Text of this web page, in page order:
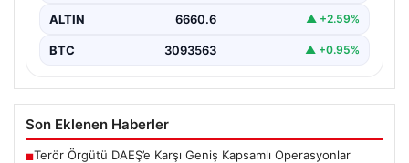
ALTIN 6660.6 ▲ +2.59%
BTC 3093563 ▲ +0.95%
Son Eklenen Haberler
■Terör Örgütü DAEŞ’e Karşı Geniş Kapsamlı Operasyonlar